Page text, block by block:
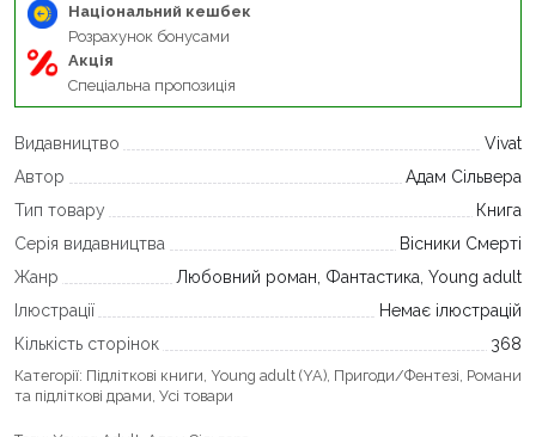
Національний кешбек
Розрахунок бонусами
Акція
Спеціальна пропозиція
Видавництво
Vivat
Автор
Адам Сільвера
Тип товару
Книга
Серія видавництва
Вісники Смерті
Жанр
Любовний роман, Фантастика, Young adult
Ілюстрації
Немає ілюстрацій
Кількість сторінок
368
Категорії: Підліткові книги Young adult (YA) Пригоди/Фентезі Романи
та підліткові драми Усі товари